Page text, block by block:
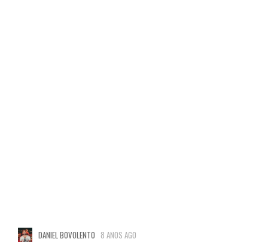
DANIEL BOVOLENTO 8 ANOS AGO